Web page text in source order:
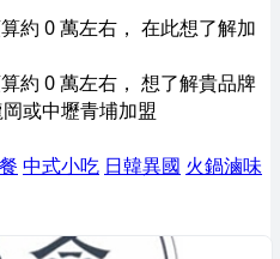
約 0 萬左右， 在此想了解加
約 0 萬左右， 想了解貴品牌
或中壢青埔加盟
中式小吃 日韓異國 火鍋滷味